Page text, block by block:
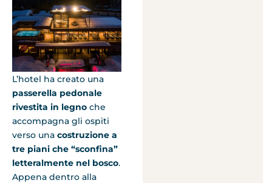
L’hotel ha creato una
passerella pedonale
rivestita in legno che
accompagna gli ospiti
verso una costruzione a
tre piani che “sconfina”
letteralmente nel bosco.
Appena dentro alla